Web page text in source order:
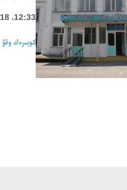
12:33، 18 قىركۇيەك 2023
كوبىرەك وقۋ